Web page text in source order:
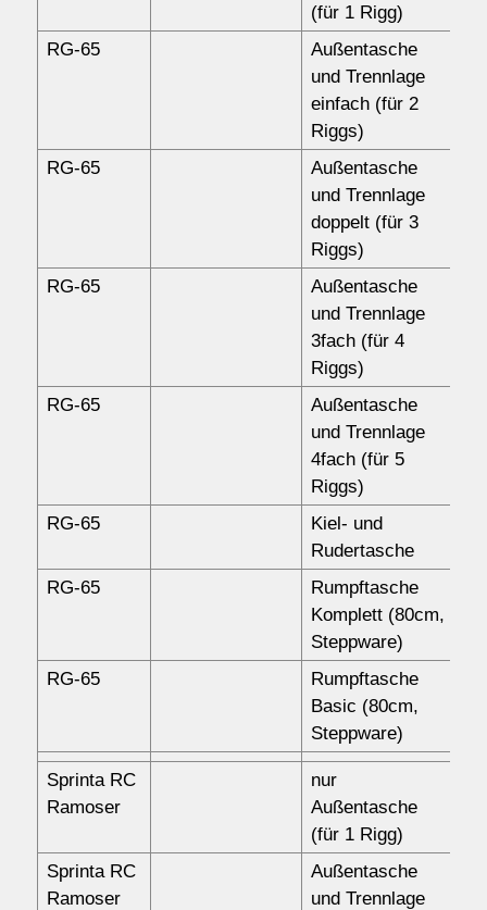
(für 1 Rigg)
RG-65
Außentasche
und Trennlage
einfach (für 2
Riggs)
RG-65
Außentasche
und Trennlage
doppelt (für 3
Riggs)
RG-65
Außentasche
und Trennlage
3fach (für 4
Riggs)
RG-65
Außentasche
und Trennlage
4fach (für 5
Riggs)
RG-65
Kiel- und
Rudertasche
RG-65
Rumpftasche
Komplett (80cm,
Steppware)
RG-65
Rumpftasche
Basic (80cm,
Steppware)
Sprinta RC
Ramoser
nur
Außentasche
(für 1 Rigg)
Sprinta RC
Ramoser
Außentasche
und Trennlage